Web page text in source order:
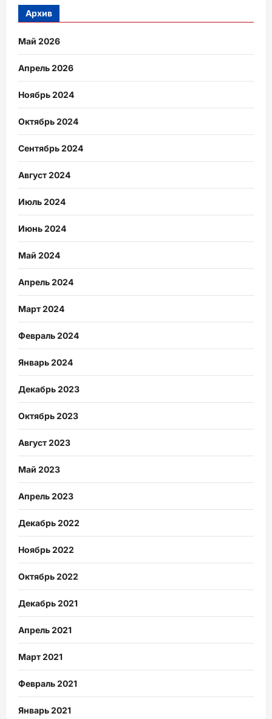
Архив
Май 2026
Апрель 2026
Ноябрь 2024
Октябрь 2024
Сентябрь 2024
Август 2024
Июль 2024
Июнь 2024
Май 2024
Апрель 2024
Март 2024
Февраль 2024
Январь 2024
Декабрь 2023
Октябрь 2023
Август 2023
Май 2023
Апрель 2023
Декабрь 2022
Ноябрь 2022
Октябрь 2022
Декабрь 2021
Апрель 2021
Март 2021
Февраль 2021
Январь 2021